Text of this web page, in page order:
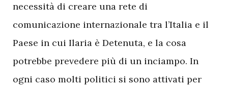
necessità di creare una rete di
comunicazione internazionale tra l’Italia e il
Paese in cui Ilaria è Detenuta, e la cosa
potrebbe prevedere più di un inciampo. In
ogni caso molti politici si sono attivati per